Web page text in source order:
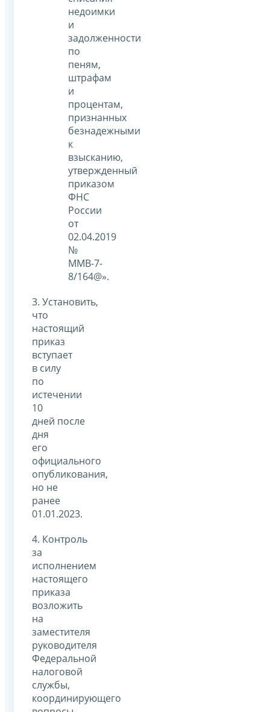
недоимки
и
задолженности
по
пеням,
штрафам
и
процентам,
признанных
безнадежными
к
взысканию,
утвержденный
приказом
ФНС
России
от
02.04.2019
№
ММВ-7-
8/164@».
3. Установить,
что
настоящий
приказ
вступает
в силу
по
истечении
10
дней после
дня
его
официального
опубликования,
но не
ранее
01.01.2023.
4. Контроль
за
исполнением
настоящего
приказа
возложить
на
заместителя
руководителя
Федеральной
налоговой
службы,
координирующего